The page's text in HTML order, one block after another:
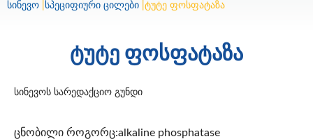
სინევო სპეციფიური ცილები ტუტე ფოსფატაზა
ტუტე ფოსფატაზა
სინევოს სარედაქციო გუნდი
ცნობილი როგორც:alkaline phosphatase